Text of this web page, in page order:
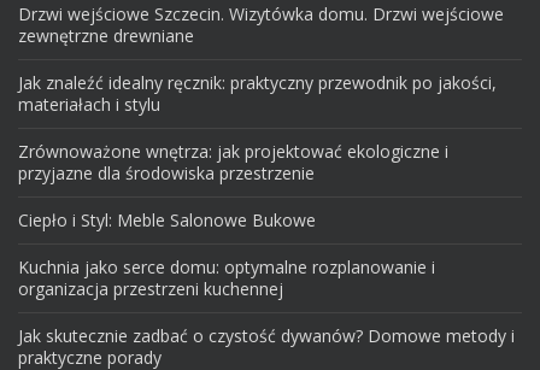
Drzwi wejściowe Szczecin. Wizytówka domu. Drzwi wejściowe
zewnętrzne drewniane
Jak znaleźć idealny ręcznik: praktyczny przewodnik po jakości,
materiałach i stylu
Zrównoważone wnętrza: jak projektować ekologiczne i
przyjazne dla środowiska przestrzenie
Ciepło i Styl: Meble Salonowe Bukowe
Kuchnia jako serce domu: optymalne rozplanowanie i
organizacja przestrzeni kuchennej
Jak skutecznie zadbać o czystość dywanów? Domowe metody i
praktyczne porady